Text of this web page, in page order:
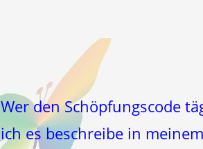
Wer den Schöpfungscode
ich es beschreibe in